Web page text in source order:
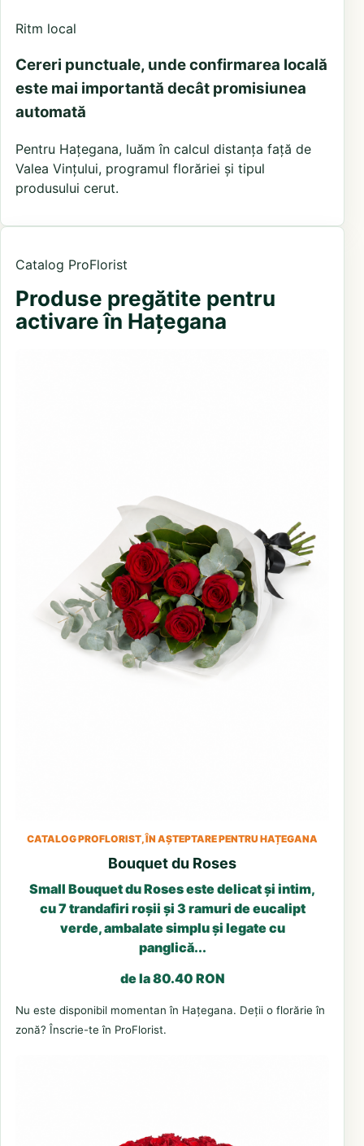
Ritm local
Cereri punctuale, unde confirmarea locală
este mai importantă decât promisiunea
automată
Pentru Hațegana, luăm în calcul distanța față de
Valea Vințului, programul florăriei și tipul
produsului cerut.
Catalog ProFlorist
Produse pregătite pentru
activare în Hațegana
CATALOG PROFLORIST, ÎN AȘTEPTARE PENTRU HAȚEGANA
Bouquet du Roses
Small Bouquet du Roses este delicat și intim,
cu 7 trandafiri roșii și 3 ramuri de eucalipt
verde, ambalate simplu și legate cu
panglică...
de la 80.40 RON
Nu este disponibil momentan în Hațegana. Deții o florărie în
zonă? Înscrie-te în ProFlorist.